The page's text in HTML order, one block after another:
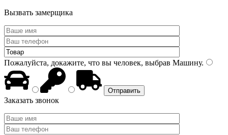
Вызвать замерщика
Пожалуйста, докажите, что вы человек, выбрав Машину.
Заказать звонок